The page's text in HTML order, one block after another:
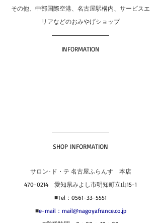
その他、中部国際空港、名古屋駅構内、サービスエ
リアなどのおみやげショップ
INFORMATION
SHOP INFORMATION
サロン･ド・テ 名古屋ふらんす　本店
470-0214　愛知県みよし市明知町立山15-1
■Tel：0561-33-5551
■e-mail：mail@nagoyafrance.co.jp